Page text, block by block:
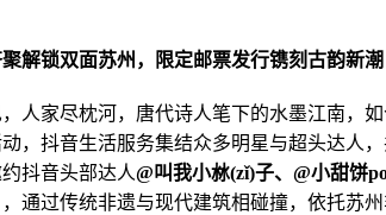
解锁双面苏州，限定邮票发行镌刻古韵新潮
人家尽枕河，唐代诗人笔下的水墨江南，
，抖音生活服务集结众多明星与超头达人
抖音头部达人@叫我小沝(zǐ)子、@小甜饼
通过传统非遗与现代建筑相碰撞，依托苏